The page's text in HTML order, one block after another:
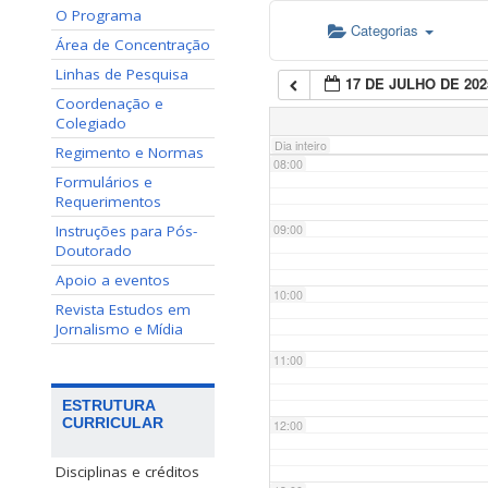
O Programa
Área de Concentração
Linhas de Pesquisa
Coordenação e
Colegiado
Regimento e Normas
Formulários e
Requerimentos
Instruções para Pós-
Doutorado
Apoio a eventos
Revista Estudos em
Jornalismo e Mídia
ESTRUTURA
CURRICULAR
Disciplinas e créditos
Categorias
17 DE JULHO DE
Dia inteiro
07:00
08:00
09:00
10:00
11:00
12:00